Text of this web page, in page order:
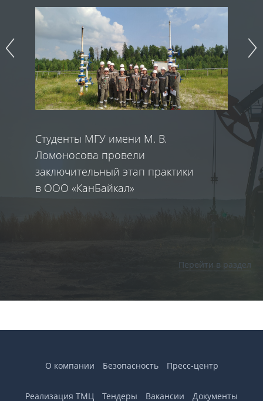
Студенты МГУ имени М. В.
Ломоносова провели
заключительный этап практики
в ООО «КанБайкал»
В
Перейти в раздел
О компании Безопасность Пресс-центр
Реализация ТМЦ Тендеры Вакансии Документы